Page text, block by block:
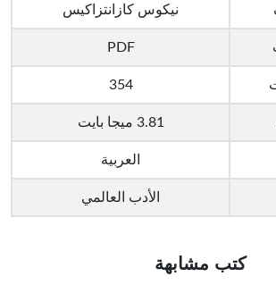
نيكوس كازانتزاكيس
PDF
354
3.81 ميجا بايت
العربية
الأدب العالمي
كتب مشابهة